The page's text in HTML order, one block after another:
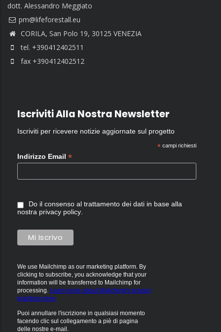
dott. Alessandro Meggiato
CORILA, San Polo 19, 30125 VENEZIA
tel. +390412402511
fax +390412402512
Iscriviti Alla Nostra Newsletter
Iscriviti per ricevere notizie aggiornate sul progetto
*campi richiesti
Indirizzo Email *
Do il consenso al trattamento dei dati in base alla
nostra privacy policy
We use Mailchimp as our marketing platform. By
clicking to subscribe, you acknowledge that your
information will be transferred to Mailchimp for
processing. Learn more about Mailchimp's privacy
practices here.
Puoi annullare l'iscrizione in qualsiasi momento
facendo clic sul collegamento a piè di pagina
delle nostre e-mail.